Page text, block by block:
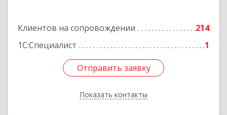
Клиентов на сопровождении
214
1С:Специалист
1
Отправить заявку
Показать контакты
Отправить заявку
Назад